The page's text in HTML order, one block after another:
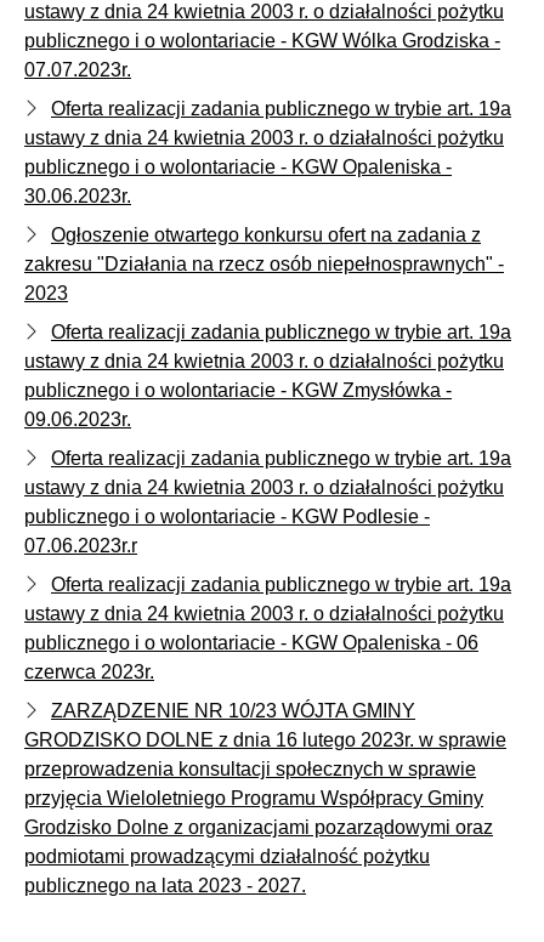
ustawy z dnia 24 kwietnia 2003 r. o działalności pożytku
publicznego i o wolontariacie - KGW Wólka Grodziska -
07.07.2023r.
Oferta realizacji zadania publicznego w trybie art. 19a
ustawy z dnia 24 kwietnia 2003 r. o działalności pożytku
publicznego i o wolontariacie - KGW Opaleniska -
30.06.2023r.
Ogłoszenie otwartego konkursu ofert na zadania z
zakresu "Działania na rzecz osób niepełnosprawnych" -
2023
Oferta realizacji zadania publicznego w trybie art. 19a
ustawy z dnia 24 kwietnia 2003 r. o działalności pożytku
publicznego i o wolontariacie - KGW Zmysłówka -
09.06.2023r.
Oferta realizacji zadania publicznego w trybie art. 19a
ustawy z dnia 24 kwietnia 2003 r. o działalności pożytku
publicznego i o wolontariacie - KGW Podlesie -
07.06.2023r.r
Oferta realizacji zadania publicznego w trybie art. 19a
ustawy z dnia 24 kwietnia 2003 r. o działalności pożytku
publicznego i o wolontariacie - KGW Opaleniska - 06
czerwca 2023r.
ZARZĄDZENIE NR 10/23 WÓJTA GMINY
GRODZISKO DOLNE z dnia 16 lutego 2023r. w sprawie
przeprowadzenia konsultacji społecznych w sprawie
przyjęcia Wieloletniego Programu Współpracy Gminy
Grodzisko Dolne z organizacjami pozarządowymi oraz
podmiotami prowadzącymi działalność pożytku
publicznego na lata 2023 - 2027.